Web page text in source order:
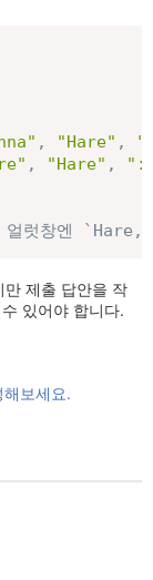
, "Hare" ,
, "Hare" ,
럿창엔 `Hare,
만 제출 답안을 작
있어야 합니다.
보세요.